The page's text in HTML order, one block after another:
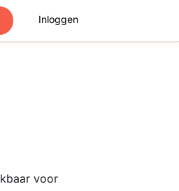
Inloggen
voor